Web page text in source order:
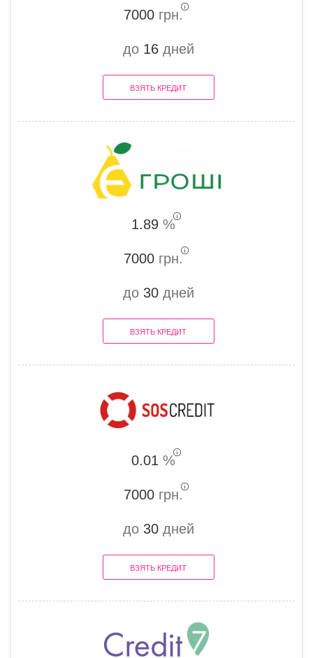
7000грн.
до 16дней
ВЗЯТЬ КРЕДИТ
1.89%
7000грн.
до 30дней
ВЗЯТЬ КРЕДИТ
0.01 %
7000грн.
до 30дней
ВЗЯТЬ КРЕДИТ